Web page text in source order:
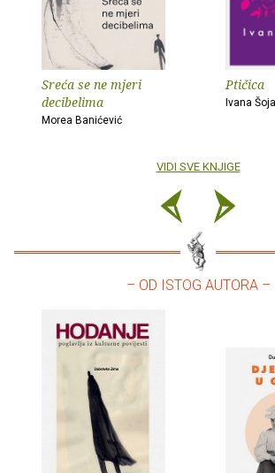
Sreća se ne mjeri
decibelima
Morea Banićević
Ptičica
Ivana
VIDI SVE KNJIGE
– OD ISTOG AUTORA –